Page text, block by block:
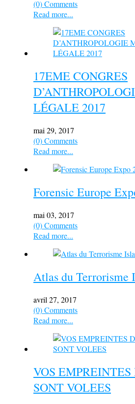
(0) Comments
Read more...
17EME CONGRES
LÉGALE 2017
mai 29, 2017
(0) Comments
Read more...
Forensic Europe
mai 03, 2017
(0) Comments
Read more...
Atlas du Terrorisme
avril 27, 2017
(0) Comments
Read more...
VOS
SONT VOLEES